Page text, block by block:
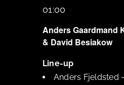
01:00
Anders Gaardmand
& David Besiakow
Line-up
Anders Fjeldsted -